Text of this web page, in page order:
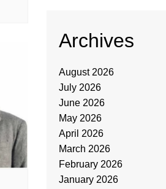
Archives
August 2026
July 2026
June 2026
May 2026
April 2026
March 2026
February 2026
January 2026